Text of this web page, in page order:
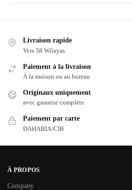
Livraison rapide
Vers 58 Wilayas
Paiement à la livraison
À la maison ou au bureau
Originaux uniquement
avec garantie complète
Paiement par carte
DAHABIA/CIB
À PROPOS
Company